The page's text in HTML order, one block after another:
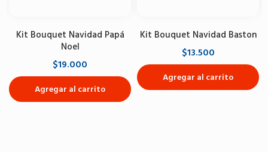
Kit Bouquet Navidad Papá
Noel
$19.000
Agregar al carrito
Kit Bouquet Navidad Baston
$13.500
Agregar al carrito